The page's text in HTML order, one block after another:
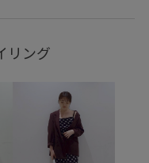
インソール
ジュアルすぎない
リング